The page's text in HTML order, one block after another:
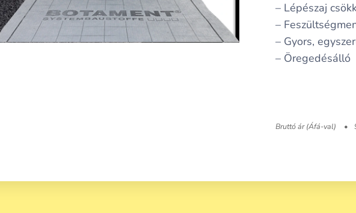
– Lépészaj
–
– Gyors,
– Öregedésálló
Bruttó ár (Áfá-val)